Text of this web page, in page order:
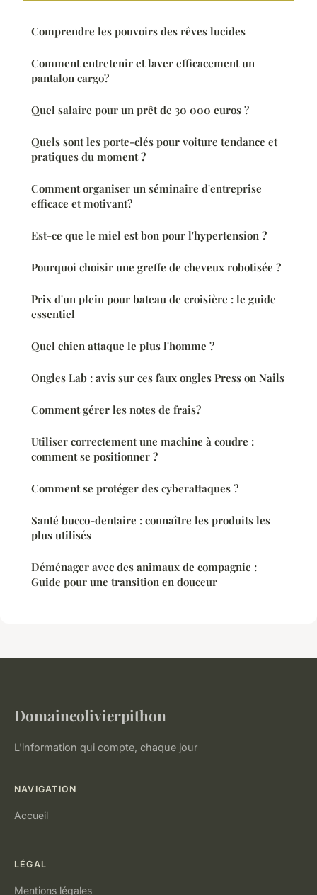
Comprendre les pouvoirs des rêves lucides
Comment entretenir et laver efficacement un
pantalon cargo?
Quel salaire pour un prêt de 30 000 euros ?
Quels sont les porte-clés pour voiture tendance et
pratiques du moment ?
Comment organiser un séminaire d'entreprise
efficace et motivant?
Est-ce que le miel est bon pour l'hypertension ?
Pourquoi choisir une greffe de cheveux robotisée ?
Prix d'un plein pour bateau de croisière : le guide
essentiel
Quel chien attaque le plus l'homme ?
Ongles Lab : avis sur ces faux ongles Press on Nails
Comment gérer les notes de frais?
Utiliser correctement une machine à coudre :
comment se positionner ?
Comment se protéger des cyberattaques ?
Santé bucco-dentaire : connaître les produits les
plus utilisés
Déménager avec des animaux de compagnie :
Guide pour une transition en douceur
Domaineolivierpithon
L'information qui compte, chaque jour
NAVIGATION
Accueil
LÉGAL
Mentions légales